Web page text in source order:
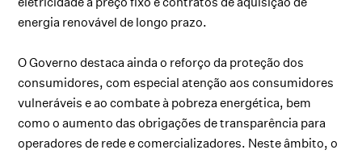
energia renovável de longo prazo.
O Governo destaca ainda o reforço da proteção dos
consumidores, com especial atenção aos consumidores
vulneráveis e ao combate à pobreza energética, bem
como o aumento das obrigações de transparência para
operadores de rede e comercializadores. Neste âmbito, o